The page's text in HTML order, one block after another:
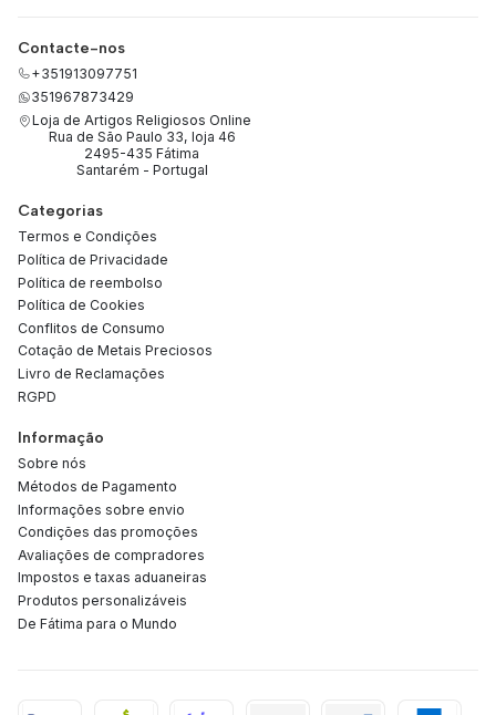
Contacte-nos
+351913097751
351967873429
Loja de Artigos Religiosos Online
Rua de São Paulo 33, loja 46
2495-435 Fátima
Santarém - Portugal
Categorias
Termos e Condições
Política de Privacidade
Política de reembolso
Política de Cookies
Conflitos de Consumo
Cotação de Metais Preciosos
Livro de Reclamações
RGPD
Informação
Sobre nós
Métodos de Pagamento
Informações sobre envio
Condições das promoções
Avaliações de compradores
Impostos e taxas aduaneiras
Produtos personalizáveis
De Fátima para o Mundo